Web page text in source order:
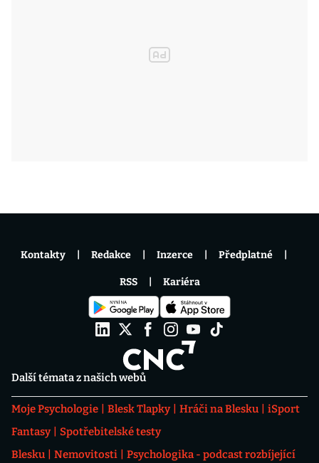
Další témata z našich webů
Moje Psychologie Blesk Tlapky Hráči na Blesku
iSport
Fantasy
Spotřebitelské testy
Blesku
Nemovitosti
Psychologika - podcast rozbíjející
Kontakty Redakce Inzerce Předplatné
RSS Kariéra